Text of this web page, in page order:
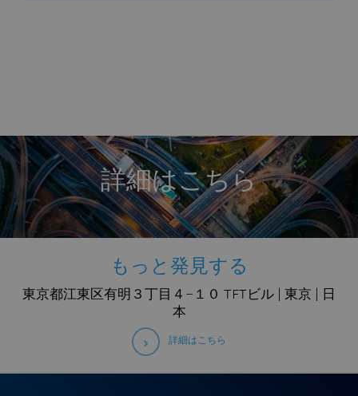
詳細はこちら
もっと発見する
東京都江東区有明３丁目４−１０ TFTビル | 東京 | 日
本
詳細はこちら